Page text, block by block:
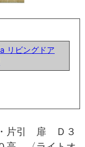
リビングドア
片引 扉 Ｄ３